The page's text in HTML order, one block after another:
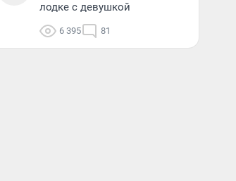
лодке с девушкой
6 395 81